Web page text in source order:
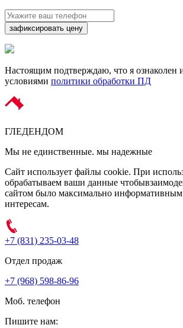
зафиксировать цену
Настоящим подтверждаю, что я ознаколен
условиями политики обработки ПД
ГЛЕДЕНДОМ
Мы не единственные. мы надежные
Сайт использует файлы cookie. При
обрабатываем ваши данные
сайтом было максимально
интересам.
+7 (831) 235-03-48
Отдел продаж
+7 (968) 598-86-96
Моб. телефон
Пишите нам: